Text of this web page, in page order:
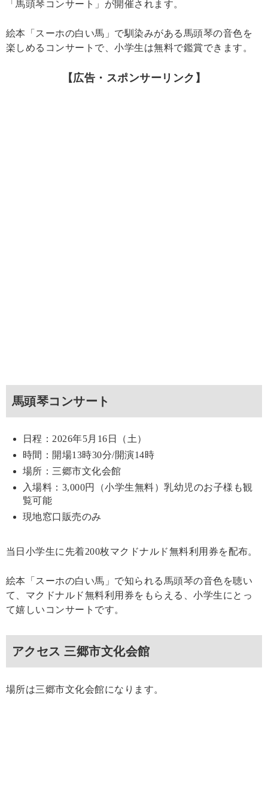
「馬頭琴コンサート」が開催されます。
絵本「スーホの白い馬」で馴染みがある馬頭琴の音色を
楽しめるコンサートで、小学生は無料で鑑賞できます。
【広告・スポンサーリンク】
馬頭琴コンサート
日程：2026年5月16日（土）
時間：開場13時30分/開演14時
場所：三郷市文化会館
入場料：3,000円（小学生無料）乳幼児のお子様も観
覧可能
現地窓口販売のみ
当日小学生に先着200枚マクドナルド無料利用券を配布。
絵本「スーホの白い馬」で知られる馬頭琴の音色を聴い
て、マクドナルド無料利用券をもらえる、小学生にとっ
て嬉しいコンサートです。
アクセス 三郷市文化会館
場所は三郷市文化会館になります。